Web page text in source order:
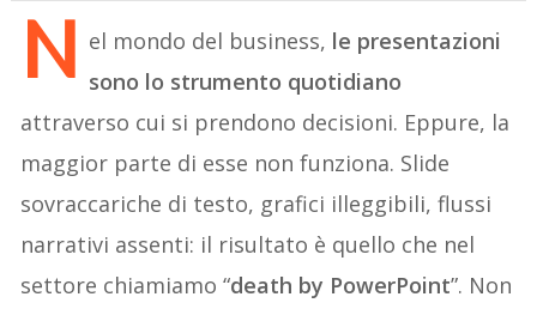
N el mondo del business, le presentazioni
sono lo strumento quotidiano
attraverso cui si prendono decisioni. Eppure, la
maggior parte di esse non funziona. Slide
sovraccariche di testo, grafici illeggibili, flussi
narrativi assenti: il risultato è quello che nel
settore chiamiamo “death by PowerPoint”. Non